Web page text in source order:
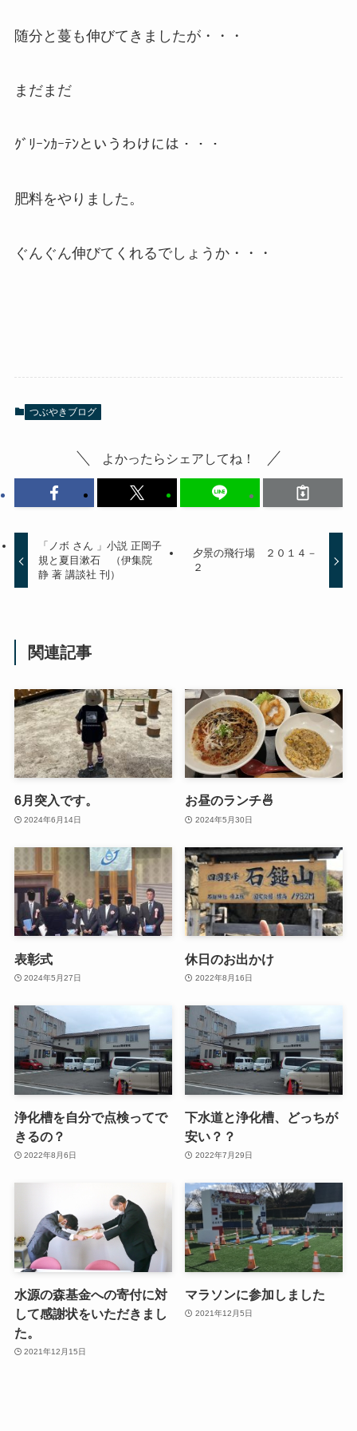
随分と蔓も伸びてきましたが・・・
まだまだ
ｸﾞﾘｰﾝｶｰﾃﾝというわけには・・・
肥料をやりました。
ぐんぐん伸びてくれるでしょうか・・・
つぶやきブログ
よかったらシェアしてね！
「ノボ さん 」小説 正岡子
規と夏目漱石 （伊集院
静 著 講談社 刊）
夕景の飛行場 ２０１４－
２
関連記事
6月突入です。
2024年6月14日
お昼のランチ🍜
2024年5月30日
表彰式
2024年5月27日
休日のお出かけ
2022年8月16日
浄化槽を自分で点検ってで
きるの？
2022年8月6日
下水道と浄化槽、どっちが
安い？？
2022年7月29日
水源の森基金への寄付に対
して感謝状をいただきまし
た。
2021年12月15日
マラソンに参加しました
2021年12月5日